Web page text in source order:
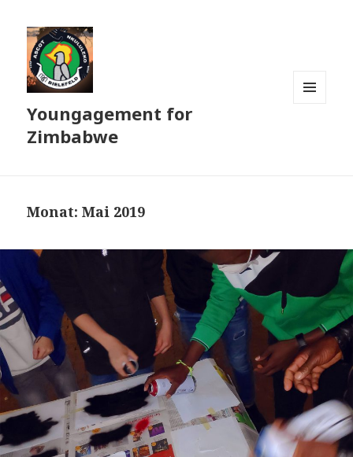
Youngagement for
Zimbabwe
Monat:Mai 2019